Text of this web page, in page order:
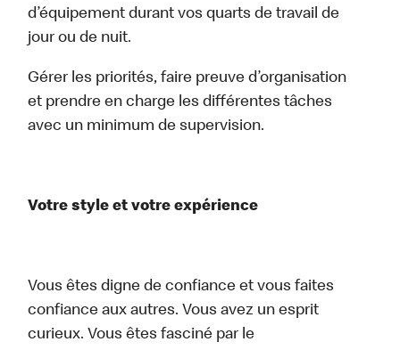
d’équipement durant vos quarts de travail de
jour ou de nuit.
Gérer les priorités, faire preuve d’organisation
et prendre en charge les différentes tâches
avec un minimum de supervision.
Votre style et votre expérience
Vous êtes digne de confiance et vous faites
confiance aux autres. Vous avez un esprit
curieux. Vous êtes fasciné par le